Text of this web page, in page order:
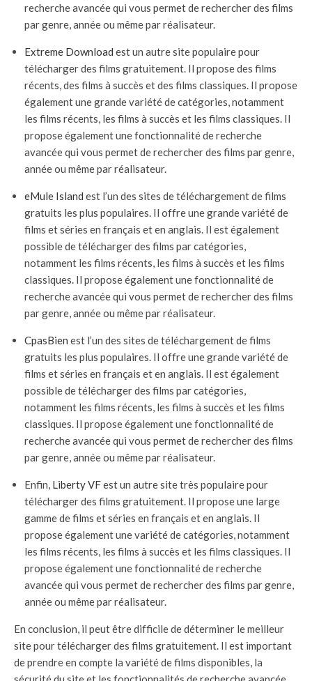
recherche avancée qui vous permet de rechercher des films
par genre, année ou même par réalisateur.
Extreme Download est un autre site populaire pour
télécharger des films gratuitement. Il propose des films
récents, des films à succès et des films classiques. Il propose
également une grande variété de catégories, notamment
les films récents, les films à succès et les films classiques. Il
propose également une fonctionnalité de recherche
avancée qui vous permet de rechercher des films par genre,
année ou même par réalisateur.
eMule Island est l’un des sites de téléchargement de films
gratuits les plus populaires. Il offre une grande variété de
films et séries en français et en anglais. Il est également
possible de télécharger des films par catégories,
notamment les films récents, les films à succès et les films
classiques. Il propose également une fonctionnalité de
recherche avancée qui vous permet de rechercher des films
par genre, année ou même par réalisateur.
CpasBien est l’un des sites de téléchargement de films
gratuits les plus populaires. Il offre une grande variété de
films et séries en français et en anglais. Il est également
possible de télécharger des films par catégories,
notamment les films récents, les films à succès et les films
classiques. Il propose également une fonctionnalité de
recherche avancée qui vous permet de rechercher des films
par genre, année ou même par réalisateur.
Enfin, Liberty VFest un autre site très populaire pour
télécharger des films gratuitement. Il propose une large
gamme de films et séries en français et en anglais. Il
propose également une variété de catégories, notamment
les films récents, les films à succès et les films classiques. Il
propose également une fonctionnalité de recherche
avancée qui vous permet de rechercher des films par genre,
année ou même par réalisateur.
En conclusion, il peut être difficile de déterminer le meilleur
site pour télécharger des films gratuitement. Il est important
de prendre en compte la variété de films disponibles, la